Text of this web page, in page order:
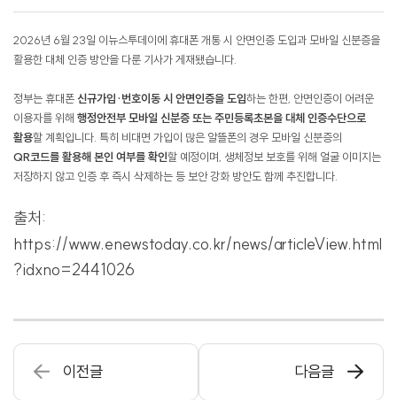
2026년 6월 23일 이뉴스투데이에 휴대폰 개통 시 안면인증 도입과 모바일 신분증을
활용한 대체 인증 방안을 다룬 기사가 게재됐습니다.
정부는 휴대폰신규가입·번호이동 시 안면인증을 도입하는 한편, 안면인증이 어려운
이용자를 위해 행정안전부 모바일 신분증 또는 주민등록초본을 대체 인증수단으로
활용할 계획입니다. 특히 비대면 가입이 많은 알뜰폰의 경우 모바일 신분증의
QR코드를 활용해 본인 여부를 확인할 예정이며, 생체정보 보호를 위해 얼굴 이미지는
저장하지 않고 인증 후 즉시 삭제하는 등 보안 강화 방안도 함께 추진합니다.
출처:
https://www.enewstoday.co.kr/news/articleView.html
?idxno=2441026
이전글 다음글